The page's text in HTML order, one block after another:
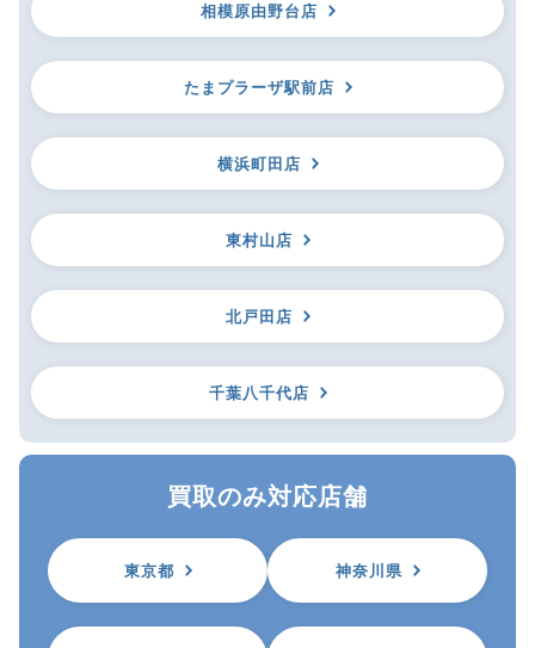
相模原由野台店
たまプラーザ駅前店
横浜町田店
東村山店
北戸田店
千葉八千代店
買取のみ対応店舗
東京都 神奈川県